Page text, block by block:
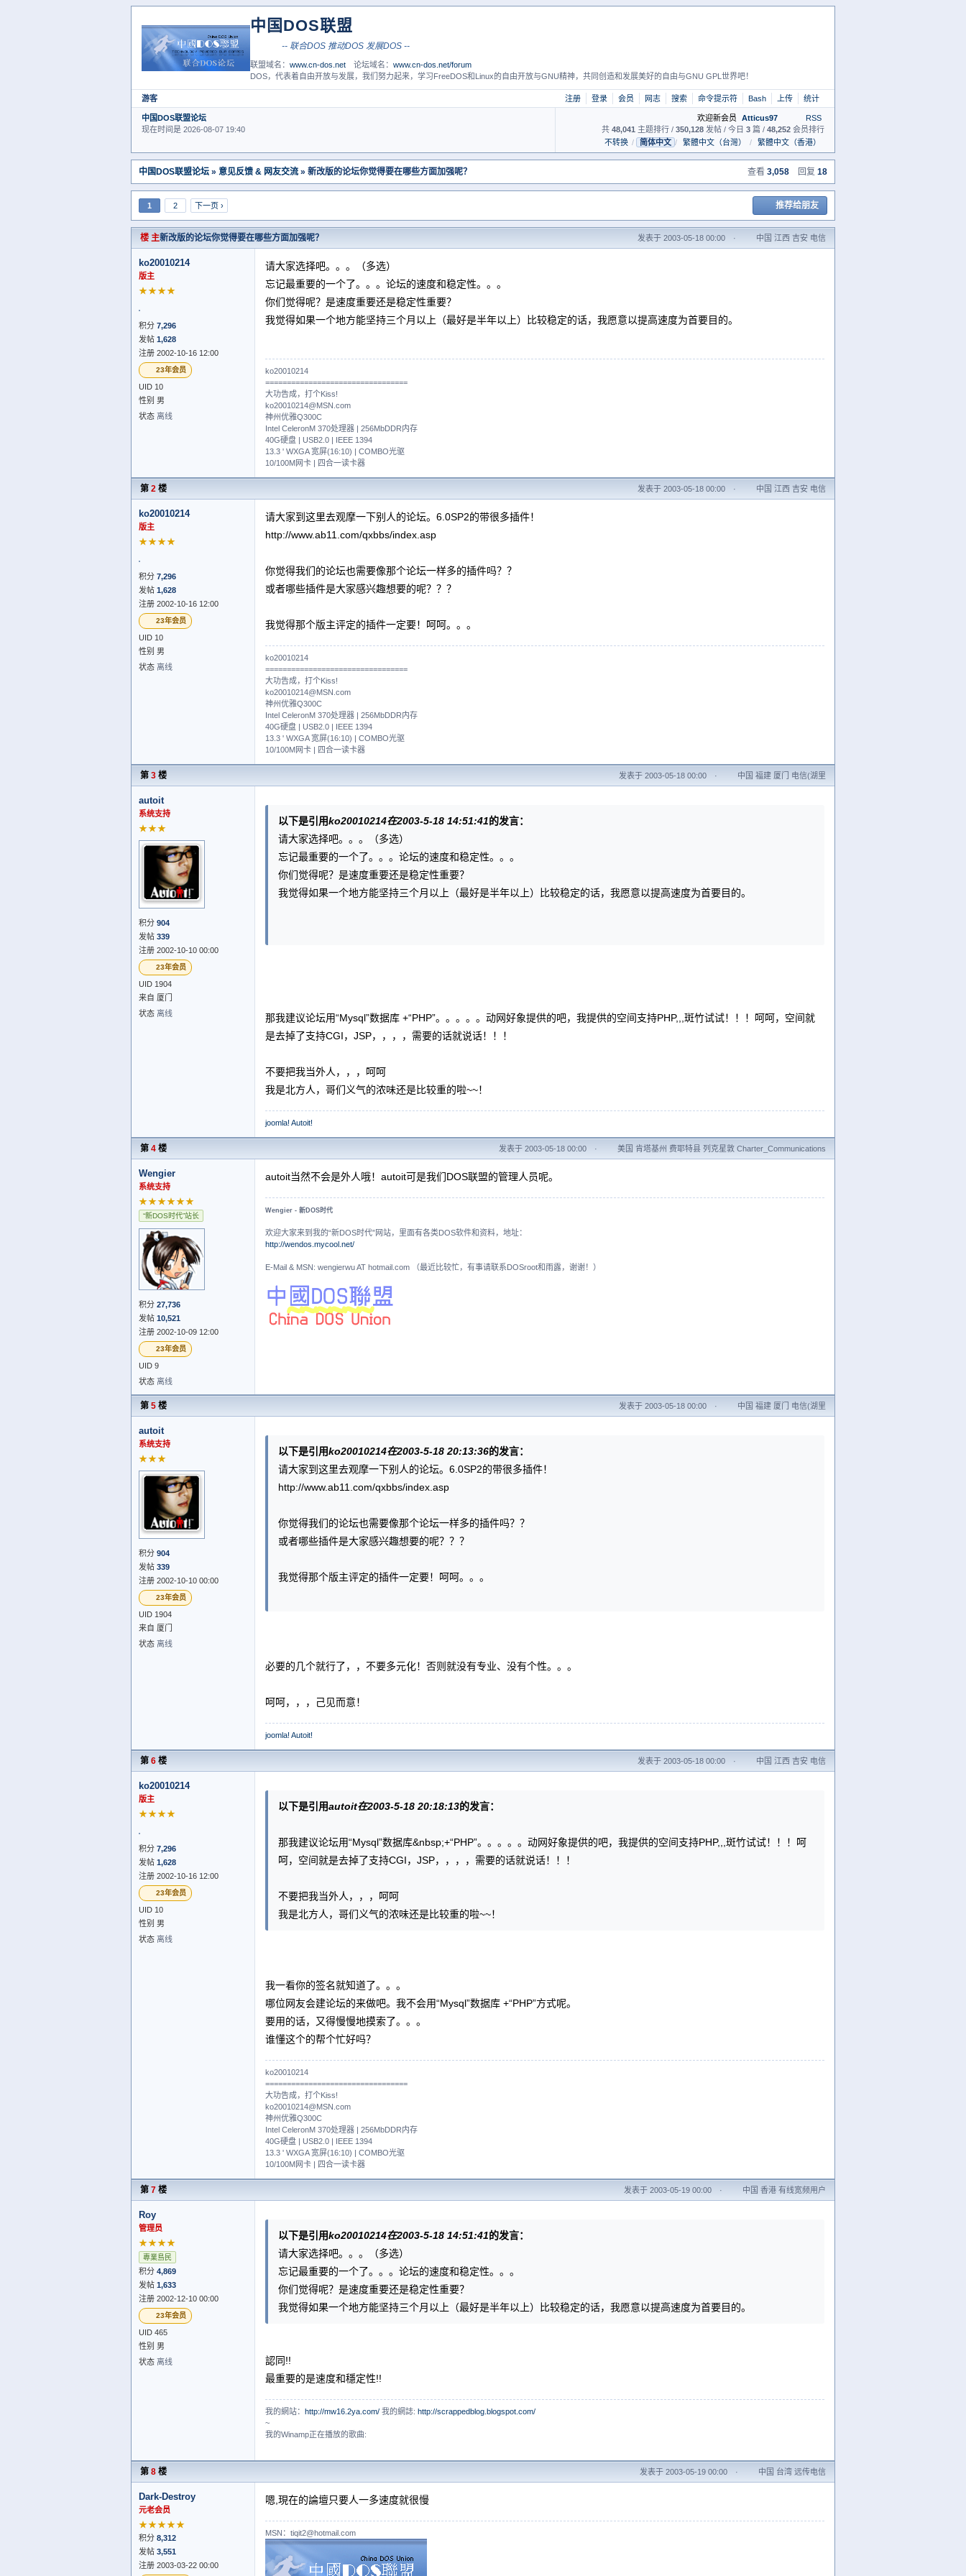
中国DOS联盟
-- 联合DOS 推动DOS 发展DOS --
联盟域名：www.cn-dos.net 论坛域名：www.cn-dos.net/forum
DOS，代表着自由开放与发展，我们努力起来，学习FreeDOS和Linux的自由开放与GNU精神，共同创造和发展美好的自由与GNU GPL世界吧！
游客 注册 登录 会员 网志 搜索 命令提示符 Bash 上传 统计
中国DOS联盟论坛
现在时间是 2026-08-07 19:40
欢迎新会员 Atticus97
RSS
共 48,041 主题排行 / 350,128 发帖 / 今日 3 篇 / 48,252 会员排行
不转换 / 简体中文 / 繁體中文（台灣） / 繁體中文（香港）
中国DOS联盟论坛 » 意见反馈 & 网友交流 » 新改版的论坛你觉得要在哪些方面加强呢？ 查看 3,058 回复 18
1 2 下一页 › 推荐给朋友
楼 主新改版的论坛你觉得要在哪些方面加强呢？ 发表于 2003-05-18 00:00 · 中国 江西 吉安 电信
ko20010214
版主
★★★★
积分 7,296
发帖 1,628
注册 2002-10-16 12:00
23年会员
UID 10
性别 男
状态 离线
请大家选择吧。。。（多选）
忘记最重要的一个了。。。论坛的速度和稳定性。。。
你们觉得呢？是速度重要还是稳定性重要？
我觉得如果一个地方能坚持三个月以上（最好是半年以上）比较稳定的话，我愿意以提高速度为首要目的。
ko20010214
=================================
大功告成，打个Kiss!
ko20010214@MSN.com
神州优雅Q300C
Intel CeleronM 370处理器 | 256MbDDR内存
40G硬盘 | USB2.0 | IEEE 1394
13.3 ' WXGA 宽屏(16:10) | COMBO光驱
10/100M网卡 | 四合一读卡器
第 2 楼 发表于 2003-05-18 00:00 · 中国 江西 吉安 电信
ko20010214
版主
★★★★
积分 7,296
发帖 1,628
注册 2002-10-16 12:00
23年会员
UID 10
性别 男
状态 离线
请大家到这里去观摩一下别人的论坛。6.0SP2的带很多插件！
http://www.ab11.com/qxbbs/index.asp
你觉得我们的论坛也需要像那个论坛一样多的插件吗？？
或者哪些插件是大家感兴趣想要的呢？？？
我觉得那个版主评定的插件一定要！呵呵。。。
ko20010214
=================================
大功告成，打个Kiss!
ko20010214@MSN.com
神州优雅Q300C
Intel CeleronM 370处理器 | 256MbDDR内存
40G硬盘 | USB2.0 | IEEE 1394
13.3 ' WXGA 宽屏(16:10) | COMBO光驱
10/100M网卡 | 四合一读卡器
第 3 楼 发表于 2003-05-18 00:00 · 中国 福建 厦门 电信(湖里
autoit
系统支持
★★★
积分 904
发帖 339
注册 2002-10-10 00:00
23年会员
UID 1904
来自 厦门
状态 离线
以下是引用ko20010214在2003-5-18 14:51:41的发言：
请大家选择吧。。。（多选）
忘记最重要的一个了。。。论坛的速度和稳定性。。。
你们觉得呢？是速度重要还是稳定性重要？
我觉得如果一个地方能坚持三个月以上（最好是半年以上）比较稳定的话，我愿意以提高速度为首要目的。
那我建议论坛用“Mysql”数据库 +“PHP”。。。。。动网好象提供的吧，我提供的空间支持PHP,,,斑竹试试！！！呵呵，空间就
是去掉了支持CGI，JSP，，，，需要的话就说话！！！
不要把我当外人，，，呵呵
我是北方人，哥们义气的浓味还是比较重的啦~~！
joomla! Autoit!
第 4 楼 发表于 2003-05-18 00:00 · 美国 肯塔基州 费耶特县 列克星敦 Charter_Communications
Wengier
系统支持
★★★★★★
“新DOS时代”站长
积分 27,736
发帖 10,521
注册 2002-10-09 12:00
23年会员
UID 9
状态 离线
autoit当然不会是外人哦！autoit可是我们DOS联盟的管理人员呢。
Wengier - 新DOS时代
欢迎大家来到我的“新DOS时代”网站，里面有各类DOS软件和资料，地址：
http://wendos.mycool.net/
E-Mail & MSN: wengierwu AT hotmail.com （最近比较忙，有事请联系DOSroot和雨露，谢谢！）
第 5 楼 发表于 2003-05-18 00:00 · 中国 福建 厦门 电信(湖里
autoit
系统支持
★★★
积分 904
发帖 339
注册 2002-10-10 00:00
23年会员
UID 1904
来自 厦门
状态 离线
以下是引用ko20010214在2003-5-18 20:13:36的发言：
请大家到这里去观摩一下别人的论坛。6.0SP2的带很多插件！
http://www.ab11.com/qxbbs/index.asp
你觉得我们的论坛也需要像那个论坛一样多的插件吗？？
或者哪些插件是大家感兴趣想要的呢？？？
我觉得那个版主评定的插件一定要！呵呵。。。
必要的几个就行了，，不要多元化！否则就没有专业、没有个性。。。
呵呵，，，己见而意！
joomla! Autoit!
第 6 楼 发表于 2003-05-18 00:00 · 中国 江西 吉安 电信
ko20010214
版主
★★★★
积分 7,296
发帖 1,628
注册 2002-10-16 12:00
23年会员
UID 10
性别 男
状态 离线
以下是引用autoit在2003-5-18 20:18:13的发言：
那我建议论坛用“Mysql”数据库&nbsp;+“PHP”。。。。。动网好象提供的吧，我提供的空间支持PHP,,,斑竹试试！！！呵
呵，空间就是去掉了支持CGI，JSP，，，，需要的话就说话！！！
不要把我当外人，，，呵呵
我是北方人，哥们义气的浓味还是比较重的啦~~！
我一看你的签名就知道了。。。
哪位网友会建论坛的来做吧。我不会用“Mysql”数据库 +“PHP”方式呢。
要用的话，又得慢慢地摸索了。。。
谁懂这个的帮个忙好吗？
ko20010214
=================================
大功告成，打个Kiss!
ko20010214@MSN.com
神州优雅Q300C
Intel CeleronM 370处理器 | 256MbDDR内存
40G硬盘 | USB2.0 | IEEE 1394
13.3 ' WXGA 宽屏(16:10) | COMBO光驱
10/100M网卡 | 四合一读卡器
第 7 楼 发表于 2003-05-19 00:00 · 中国 香港 有线宽频用户
Roy
管理员
★★★★
專業島民
积分 4,869
发帖 1,633
注册 2002-12-10 00:00
23年会员
UID 465
性别 男
状态 离线
以下是引用ko20010214在2003-5-18 14:51:41的发言：
请大家选择吧。。。（多选）
忘记最重要的一个了。。。论坛的速度和稳定性。。。
你们觉得呢？是速度重要还是稳定性重要？
我觉得如果一个地方能坚持三个月以上（最好是半年以上）比较稳定的话，我愿意以提高速度为首要目的。
認同!!
最重要的是速度和穩定性!!
我的網站： http://mw16.2ya.com/ 我的網誌: http://scrappedblog.blogspot.com/
~
我的Winamp正在播放的歌曲:
第 8 楼 发表于 2003-05-19 00:00 · 中国 台湾 远传电信
Dark-Destroy
元老会员
★★★★★
积分 8,312
发帖 3,551
注册 2003-03-22 00:00
嗯,現在的論壇只要人一多速度就很慢
MSN：tiqit2@hotmail.com